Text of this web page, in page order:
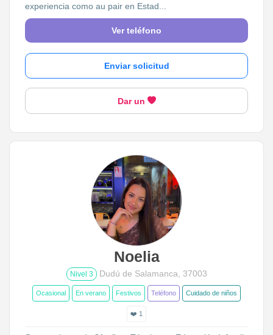
experiencia como au pair en Estad...
Ver teléfono
Enviar solicitud
Dar un
Noelia
Nivel 3 Dudú de Salamanca, 37003
Ocasional En verano Festivos Teléfono Cuidado de niños
❤️ 1